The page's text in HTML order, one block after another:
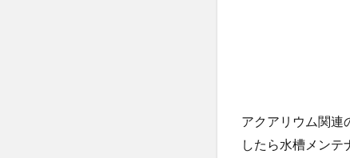
アクアリウム関連
したら水槽メン